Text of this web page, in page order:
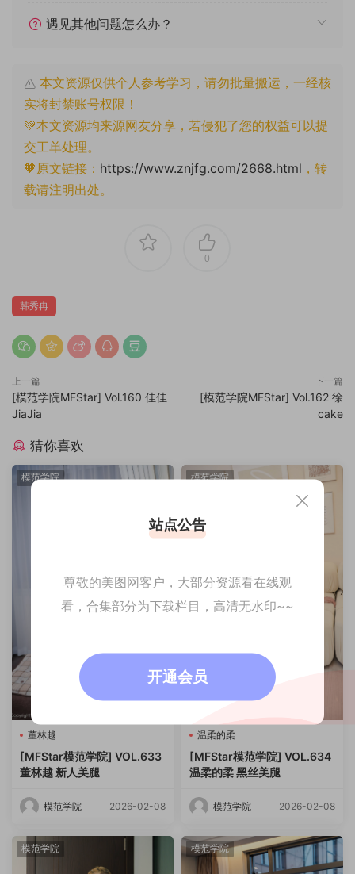
遇见其他问题怎么办？
本文资源仅供个人参考学习，请勿批量搬运，一经核
实将封禁账号权限！
💚本文资源均来源网友分享，若侵犯了您的权益可以提
交工单处理。
🧡原文链接： https://www.znjfg.com/2668.html ，转
载请注明出处。
0
韩秀冉
上一篇
[模范学院MFStar] Vol.160 佳佳
JiaJia
下一篇
[模范学院MFStar] Vol.162 徐
cake
猜你喜欢
模范学院
董林越
[MFStar模范学院] VOL.633
董林越 新人美腿
模范学院 2026-02-08
模范学院
温柔的柔
[MFStar模范学院] VOL.634
温柔的柔 黑丝美腿
模范学院 2026-02-08
模范学院 模范学院
站点公告
尊敬的美图网客户，大部分资源看在线观
看，合集部分为下载栏目，高清无水印~~
开通会员